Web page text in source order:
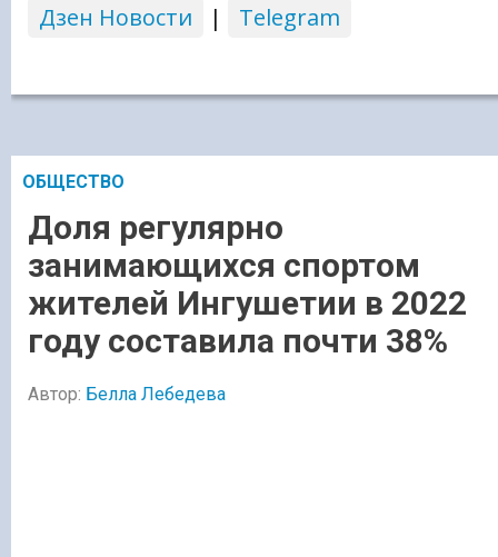
Дзен Новости
| Telegram
ОБЩЕСТВО
Доля регулярно
занимающихся спортом
жителей Ингушетии в​ 2022
году составила почти 38%
Автор: Белла Лебедева